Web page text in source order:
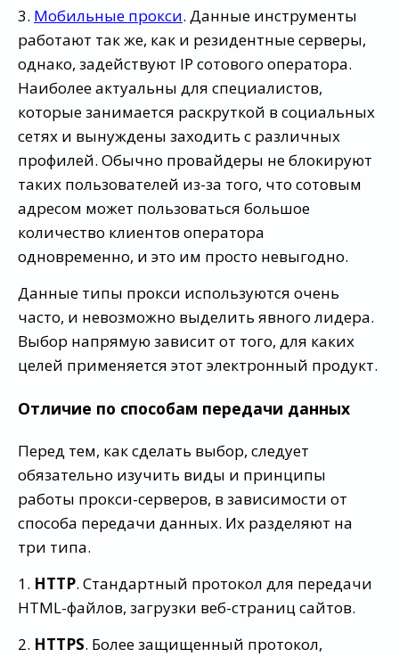
3. Мобильные прокси. Данные инструменты
работают так же, как и резидентные серверы,
однако, задействуют IP сотового оператора.
Наиболее актуальны для специалистов,
которые занимается раскруткой в социальных
сетях и вынуждены заходить с различных
профилей. Обычно провайдеры не блокируют
таких пользователей из-за того, что сотовым
адресом может пользоваться большое
количество клиентов оператора
одновременно, и это им просто невыгодно.
Данные типы прокси используются очень
часто, и невозможно выделить явного лидера.
Выбор напрямую зависит от того, для каких
целей применяется этот электронный продукт.
Отличие по способам передачи данных
Перед тем, как сделать выбор, следует
обязательно изучить виды и принципы
работы прокси-серверов, в зависимости от
способа передачи данных. Их разделяют на
три типа.
1. HTTP. Стандартный протокол для передачи
HTML-файлов, загрузки веб-страниц сайтов.
2. HTTPS. Более защищенный протокол,